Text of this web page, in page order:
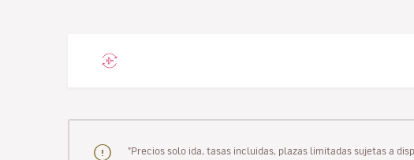
"Precios solo ida, tasas incluidas, plazas limitadas sujetas a